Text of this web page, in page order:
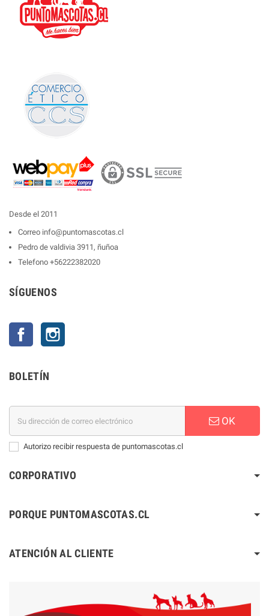
Desde el 2011
Correo info@puntomascotas.cl
Pedro de valdivia 3911, ñuñoa
Telefono +56222382020
SÍGUENOS
Facebook
BOLETÍN
OK
Autorizo recibir respuesta de puntomascotas.cl
CORPORATIVO
PORQUE PUNTOMASCOTAS.CL
ATENCIÓN AL CLIENTE